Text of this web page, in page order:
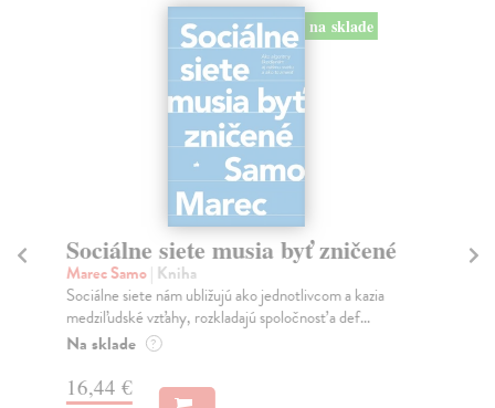
na sklade
Sociálne siete musia byť zničené
Marec Samo| Kniha
Sociálne siete nám ubližujú ako jednotlivcom a kazia
medziľudské vzťahy, rozkladajú spoločnosť a def...
Na sklade ?
16,44 €